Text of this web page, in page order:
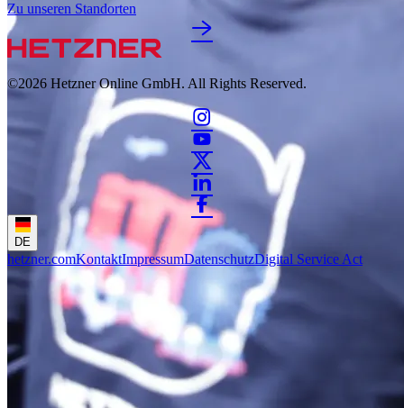
Zu unseren Standorten
©2026 Hetzner Online GmbH. All Rights Reserved.
DE
hetzner.comKontaktImpressumDatenschutzDigital Service Act